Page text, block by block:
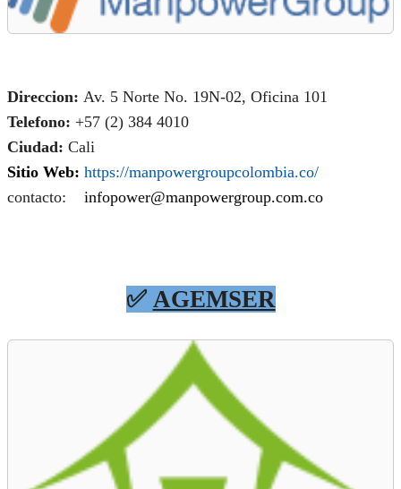
Direccion: Av. 5 Norte No. 19N-02, Oficina 101
Telefono: +57 (2) 384 4010
Ciudad: Cali
Sitio Web: https://manpowergroupcolombia.co/
contacto: infopower@manpowergroup.com.co
✅ AGEMSER